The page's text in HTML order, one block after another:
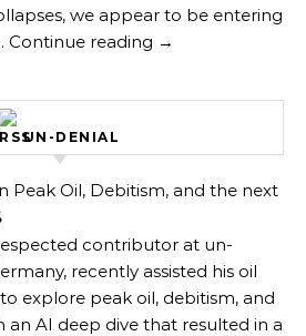
we appear to be entering
Continue reading →
UN-DENIAL
Peak Oil, Debitism, and the next
contributor at un-
recently assisted his oil
explore peak oil, debitism, and
an AI deep dive that resulted in a